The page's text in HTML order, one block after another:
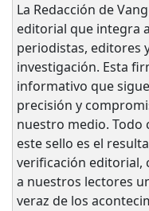
La Redacción de
editorial que integra
periodistas, editores
investigación. Esta
informativo que
precisión y
nuestro medio.
este sello es el
verificación editorial,
a nuestros lectores
veraz de los